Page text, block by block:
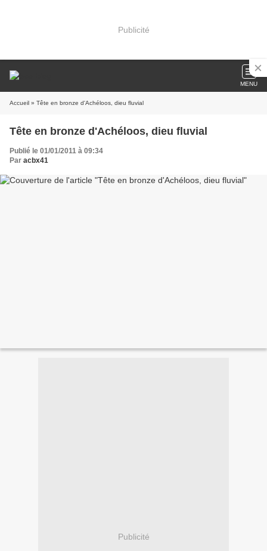
Publicité
MENU
Accueil » Tête en bronze d'Achéloos, dieu fluvial
Tête en bronze d'Achéloos, dieu fluvial
Publié le 01/01/2011 à 09:34
Par acbx41
Publicité